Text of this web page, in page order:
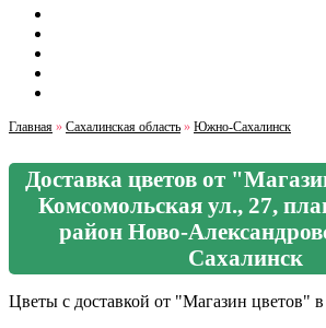
Главная » Сахалинская область » Южно-Сахалинск
Доставка цветов от
Комсомольская ул., 27,
район Ново-
Сахалинск
Цветы с доставкой от "Магазин цветов"